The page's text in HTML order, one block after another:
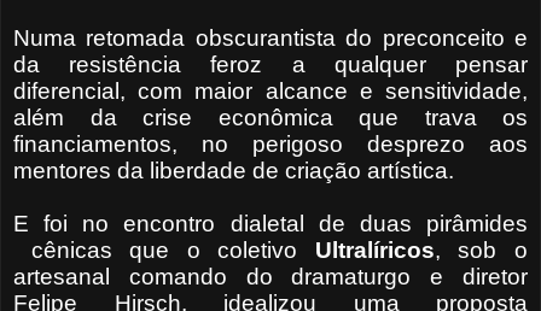
Numa retomada obscurantista do preconceito e
da resistência feroz a qualquer pensar
diferencial, com maior alcance e sensitividade,
além da crise econômica que trava os
financiamentos, no perigoso desprezo aos
mentores da liberdade de criação artística.
E foi no encontro dialetal de duas pirâmides
cênicas que o coletivo Ultralíricos, sob o
artesanal comando do dramaturgo e diretor
Felipe Hirsch, idealizou uma proposta